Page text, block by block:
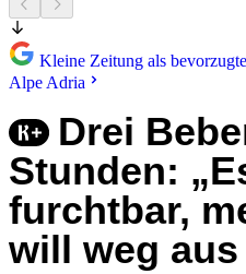
Kleine Zeitung als
Alpe Adria
Drei
Stunden:
furchtbar,
will weg